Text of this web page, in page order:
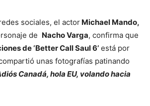
sociales, el actor Michael Mando,
de Nacho Varga, confirma que
de ‘Better Call Saul 6’ está por
unas fotografías patinando
Canadá, hola EU, volando hacia